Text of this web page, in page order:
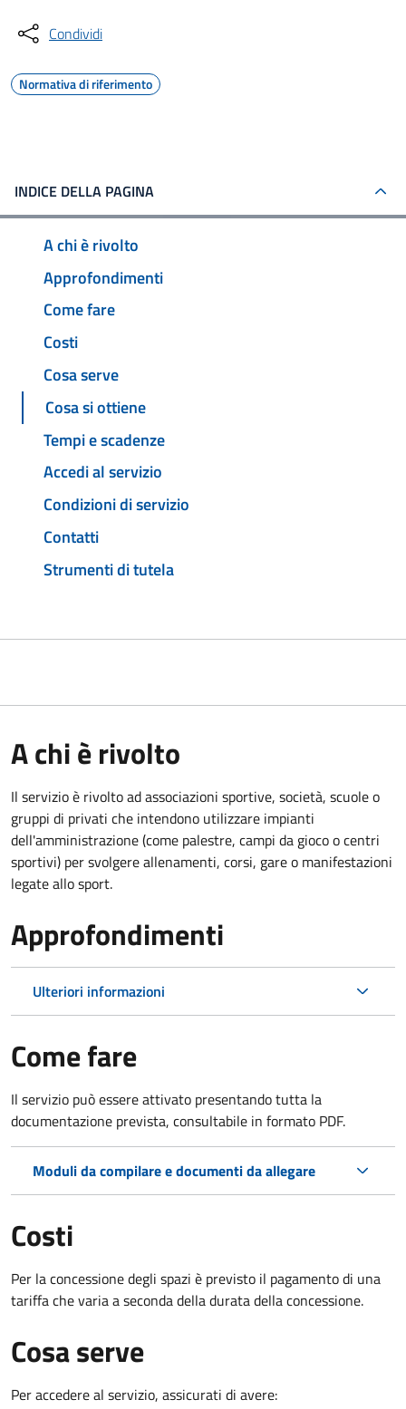
Condividi
Normativa di riferimento
INDICE DELLA PAGINA
A chi è rivolto
Approfondimenti
Come fare
Costi
Cosa serve
Cosa si ottiene
Tempi e scadenze
Accedi al servizio
Condizioni di servizio
Contatti
Strumenti di tutela
A chi è rivolto
Il servizio è rivolto ad associazioni sportive, società, scuole o
gruppi di privati che intendono utilizzare impianti
dell'amministrazione (come palestre, campi da gioco o centri
sportivi) per svolgere allenamenti, corsi, gare o manifestazioni
legate allo sport.
Approfondimenti
Ulteriori informazioni
Come fare
Il servizio può essere attivato presentando tutta la
documentazione prevista, consultabile in formato PDF.
Moduli da compilare e documenti da allegare
Costi
Per la concessione degli spazi è previsto il pagamento di una
tariffa che varia a seconda della durata della concessione.
Cosa serve
Per accedere al servizio, assicurati di avere: